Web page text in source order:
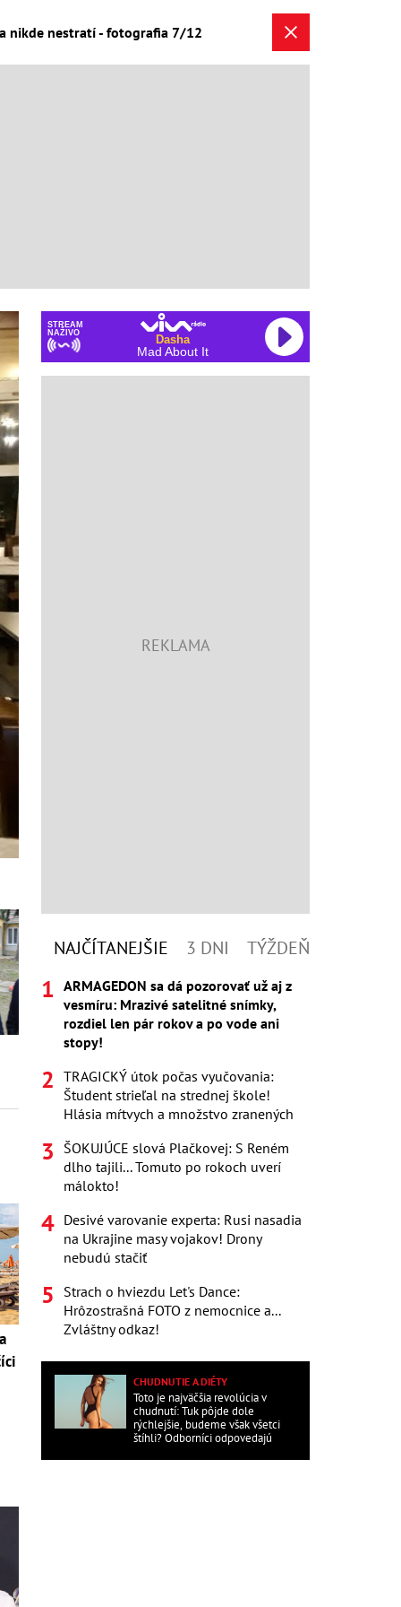
nikde nestratí - fotografia 7/12
STREAM
NAŽIVO
Dasha
Mad About It
NAJČÍTANEJŠIE 3 DNI TÝŽDEŇ
ARMAGEDON sa dá pozorovať už aj z
vesmíru: Mrazivé satelitné snímky,
rozdiel len pár rokov a po vode ani
stopy!
TRAGICKÝ útok počas vyučovania:
Študent strieľal na strednej škole!
Hlásia mŕtvych a množstvo zranených
ŠOKUJÚCE slová Plačkovej: S Reném
dlho tajili... Tomuto po rokoch uverí
málokto!
Desivé varovanie experta: Rusi nasadia
na Ukrajine masy vojakov! Drony
nebudú stačiť
Strach o hviezdu Let's Dance:
Hrôzostrašná FOTO z nemocnice a...
Zvláštny odkaz!
CHUDNUTIE A DIÉTY
Toto je najväčšia revolúcia v
chudnutí: Tuk pôjde dole
rýchlejšie, budeme však všetci
štíhli? Odborníci odpovedajú